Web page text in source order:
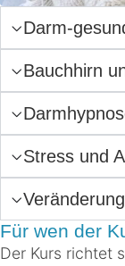
Darm-
Bauchhirn
Stress und
Für wen der
Der Kurs richtet